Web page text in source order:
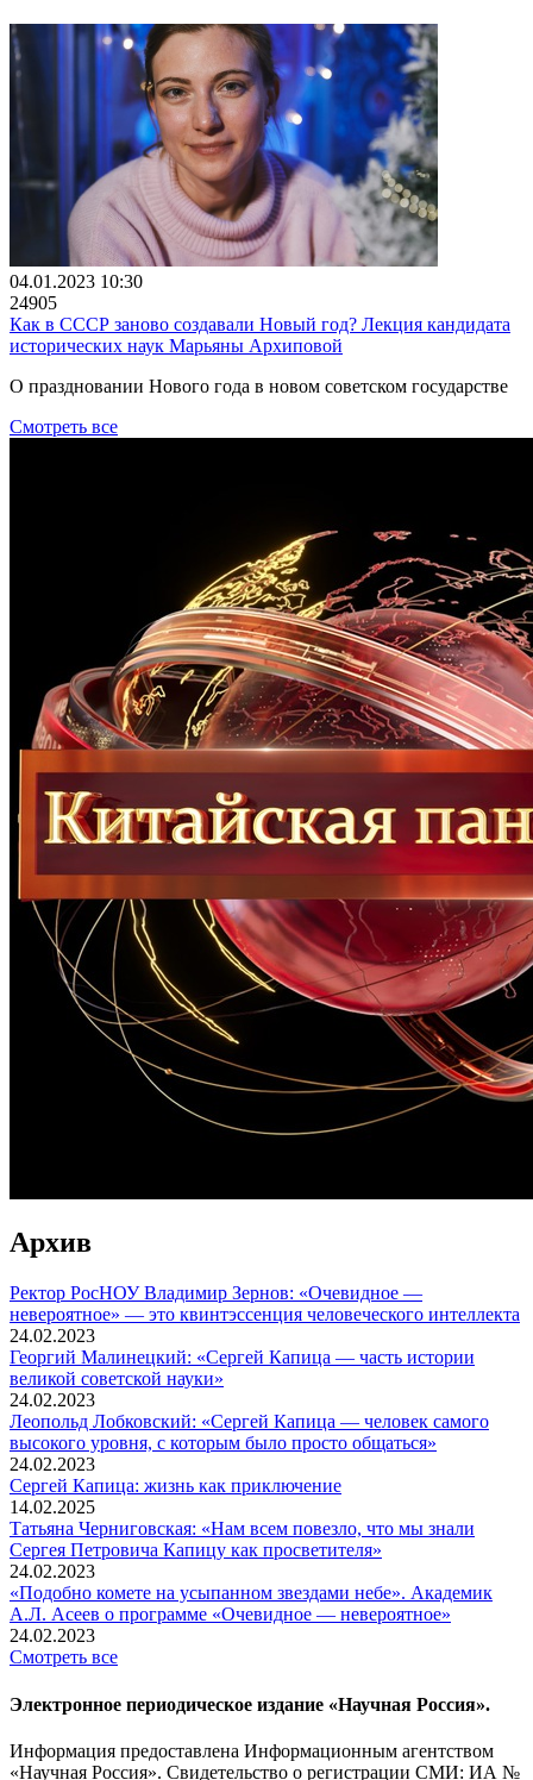
04.01.2023 10:30
24905
Как в СССР заново создавали Новый год? Лекция кандидата
исторических наук Марьяны Архиповой
О праздновании Нового года в новом советском государстве
Смотреть все
Архив
Ректор РосНОУ Владимир Зернов: «Очевидное —
невероятное» — это квинтэссенция человеческого интеллекта
24.02.2023
Георгий Малинецкий: «Сергей Капица — часть истории
великой советской науки»
24.02.2023
Леопольд Лобковский: «Сергей Капица — человек самого
высокого уровня, с которым было просто общаться»
24.02.2023
Сергей Капица: жизнь как приключение
14.02.2025
Татьяна Черниговская: «Нам всем повезло, что мы знали
Сергея Петровича Капицу как просветителя»
24.02.2023
«Подобно комете на усыпанном звездами небе». Академик
А.Л. Асеев о программе «Очевидное — невероятное»
24.02.2023
Смотреть все
Электронное периодическое издание «Научная Россия».
Информация предоставлена Информационным агентством
«Научная Россия». Свидетельство о регистрации СМИ: ИА №